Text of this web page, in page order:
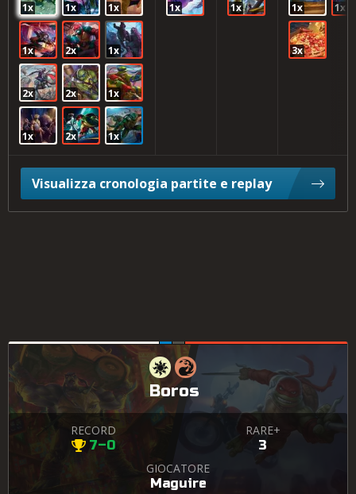
1x 1x 1x
1x 2x 1x
2x 2x 1x
1x 2x 1x
1x 1x 1x 1x
3x
Visualizza cronologia partite e replay
Boros
RECORD
7–0
RARE+
3
GIOCATORE
Maguire